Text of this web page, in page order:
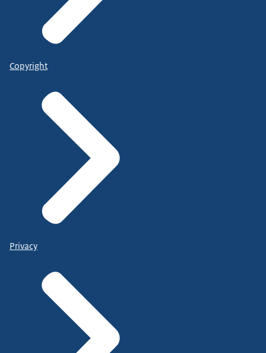
Copyright
Privacy